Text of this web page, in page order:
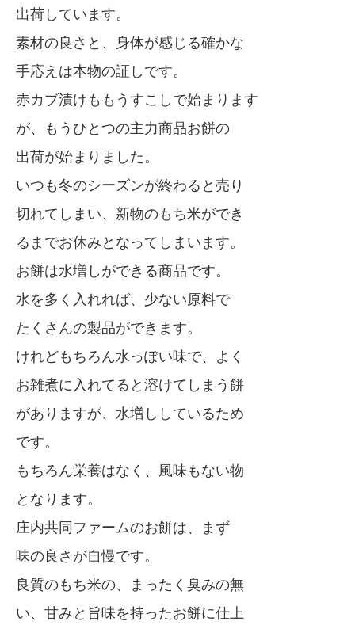
出荷しています。
素材の良さと、身体が感じる確かな
手応えは本物の証しです。
赤カブ漬けももうすこしで始まります
が、もうひとつの主力商品お餅の
出荷が始まりました。
いつも冬のシーズンが終わると売り
切れてしまい、新物のもち米ができ
るまでお休みとなってしまいます。
お餅は水増しができる商品です。
水を多く入れれば、少ない原料で
たくさんの製品ができます。
けれどもちろん水っぽい味で、よく
お雑煮に入れてると溶けてしまう餅
がありますが、水増ししているため
です。
もちろん栄養はなく、風味もない物
となります。
庄内共同ファームのお餅は、まず
味の良さが自慢です。
良質のもち米の、まったく臭みの無
い、甘みと旨味を持ったお餅に仕上